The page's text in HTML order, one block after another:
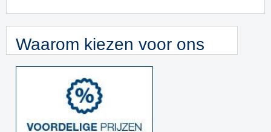
Waarom kiezen voor ons